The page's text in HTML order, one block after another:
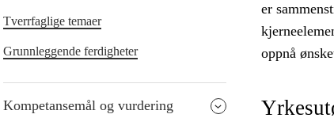
Tverrfaglige temaer
Grunnleggende ferdigheter
Kompetansemål og vurdering
er
oppnå